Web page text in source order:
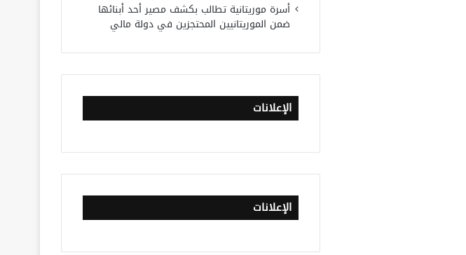
أسرة موريتانية تطالب بكشف مصير أحد أبنائها
ضمن الموريتانيين المحتجزين في دولة مالي
الإعلانات
الإعلانات